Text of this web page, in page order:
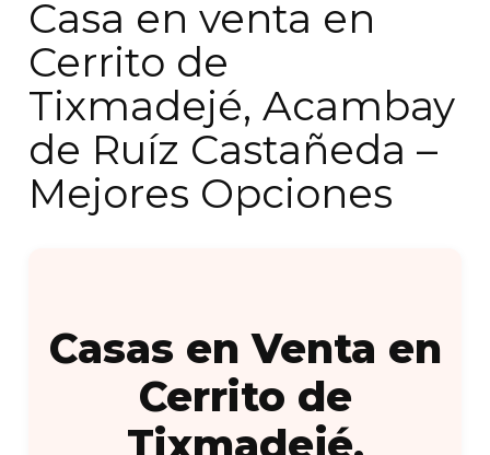
Casa en venta en
Cerrito de
Tixmadejé, Acambay
de Ruíz Castañeda –
Mejores Opciones
Casas en Venta en
Cerrito de
Tixmadejé,